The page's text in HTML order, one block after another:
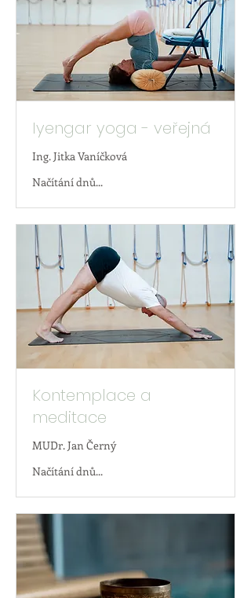
Iyengar yoga - veřejná
Ing. Jitka Vaníčková
Načítání dnů...
Kontemplace a
meditace
MUDr. Jan Černý
Načítání dnů...